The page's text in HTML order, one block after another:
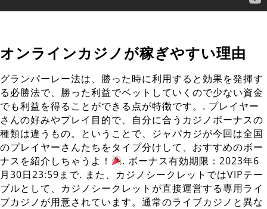
オンラインカジノが稼ぎやすい理由
グランパーレー法は、勝った時に利用すると効果を発揮す
る必勝法で、勝った利益でベットしていくので少ない資金
でも利益を得ることができる点が特徴です。. プレイヤー
さんの好みやプレイ目的で、自分に合うカジノボーナスの
種類は違うもの。ということで、ジャパカジが今回は全国
のプレイヤーさんたちをタイプ分けして、おすすめのボー
ナスを紹介しちゃうよ！
. ボーナス有効期限：2023年6
月30日23:59まで. また、カジノシークレットではVIPテー
ブルとして、カジノシークレットが直接運営する専用ライ
ブカジノが用意されています。通常のライブカジノと異な